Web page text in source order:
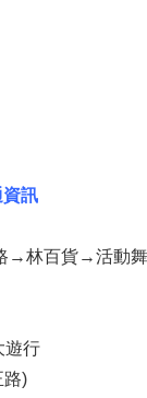
資訊
林百貨→活動舞
遊行
路)